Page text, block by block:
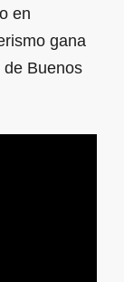
en
gana
de Buenos